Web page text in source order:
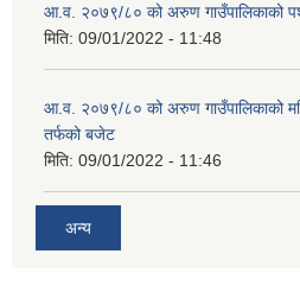
आ.व. २०७९/८० को अरुण गाउँपालिकाको
मिति: 09/01/2022 - 11:48
आ.व. २०७९/८० को अरुण गाउँपालिकाको
तर्फको बजेट
मिति: 09/01/2022 - 11:46
अन्य